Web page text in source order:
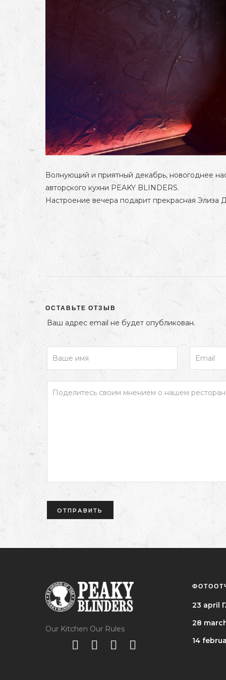
Волнующий и приятный декабрь, новогоднее
авторского кухни PEAKY BLINDERS.
Настроение вечера подарит прекрасная Элиза
ОСТАВЬТЕ ОТЗЫВ
Ваш адрес email не будет опубликован.
Our Kitchen Our Rules
23 april
28
14